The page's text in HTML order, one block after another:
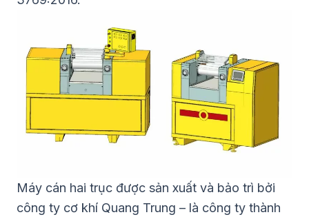
Máy cán hai trục được sản xuất và bảo trì bởi
công ty cơ khí Quang Trung – là công ty thành